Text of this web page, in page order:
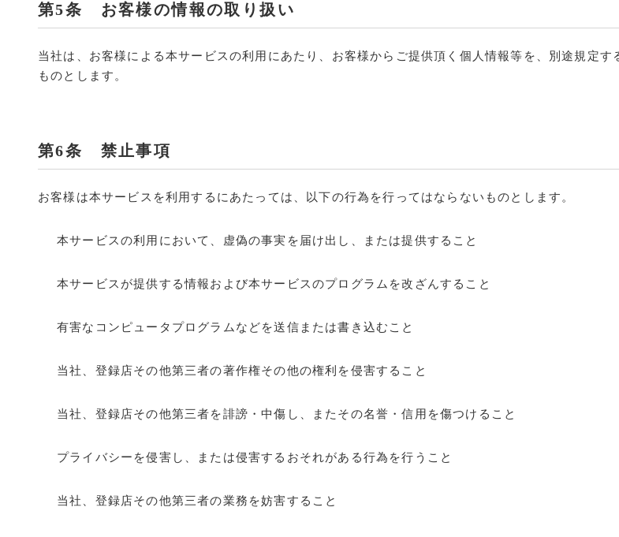
第5条 お客様の情報の取り扱い
当社は、お客様による本サービスの利用にあたり、お客様からご提供頂く個人情報等を、別途規定
ものとします。
第6条 禁止事項
お客様は本サービスを利用するにあたっては、以下の行為を行ってはならないものとします。
本サービスの利用において、虚偽の事実を届け出し、または提供すること
本サービスが提供する情報および本サービスのプログラムを改ざんすること
有害なコンピュータプログラムなどを送信または書き込むこと
当社、登録店その他第三者の著作権その他の権利を侵害すること
当社、登録店その他第三者を誹謗・中傷し、またその名誉・信用を傷つけること
プライバシーを侵害し、または侵害するおそれがある行為を行うこと
当社、登録店その他第三者の業務を妨害すること